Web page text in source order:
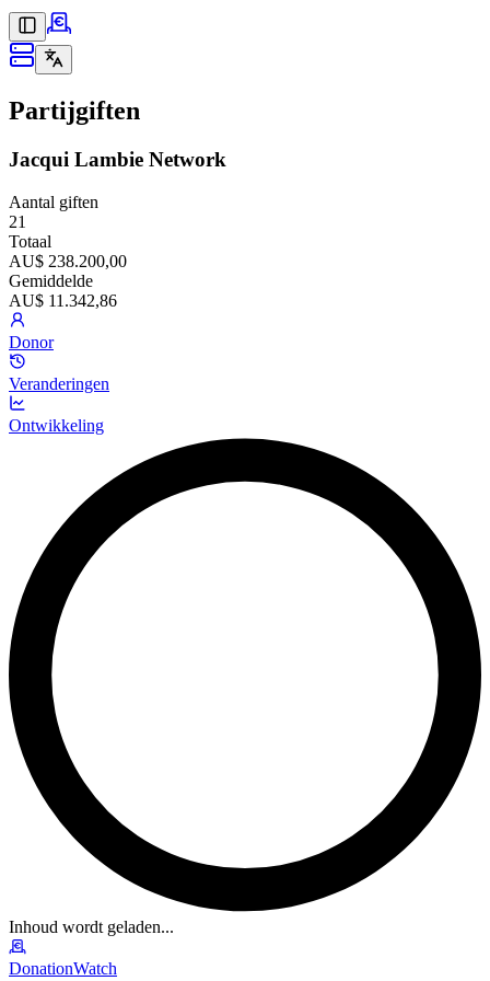
Partijgiften
Jacqui Lambie Network
Aantal giften
21
Totaal
AU$ 238.200,00
Gemiddelde
AU$ 11.342,86
Donor
Veranderingen
Ontwikkeling
Inhoud wordt geladen...
DonationWatch